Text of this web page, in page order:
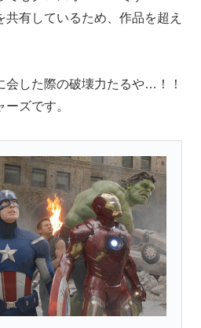
有しているため、作品を超え
会した際の破壊力たるや…！！
ズです。